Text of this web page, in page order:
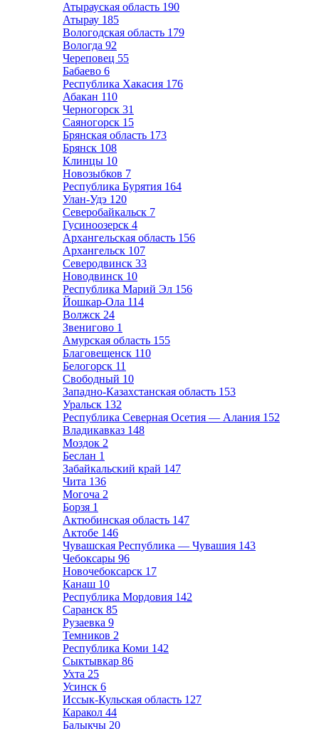
Атырауская область 190
Атырау 185
Вологодская область 179
Вологда 92
Череповец 55
Бабаево 6
Республика Хакасия 176
Абакан 110
Черногорск 31
Саяногорск 15
Брянская область 173
Брянск 108
Клинцы 10
Новозыбков 7
Республика Бурятия 164
Улан-Удэ 120
Северобайкальск 7
Гусиноозерск 4
Архангельская область 156
Архангельск 107
Северодвинск 33
Новодвинск 10
Республика Марий Эл 156
Йошкар-Ола 114
Волжск 24
Звенигово 1
Амурская область 155
Благовещенск 110
Белогорск 11
Свободный 10
Западно-Казахстанская область 153
Уральск 132
Республика Северная Осетия — Алания 152
Владикавказ 148
Моздок 2
Беслан 1
Забайкальский край 147
Чита 136
Могоча 2
Борзя 1
Актюбинская область 147
Актобе 146
Чувашская Республика — Чувашия 143
Чебоксары 96
Новочебоксарск 17
Канаш 10
Республика Мордовия 142
Саранск 85
Рузаевка 9
Темников 2
Республика Коми 142
Сыктывкар 86
Ухта 25
Усинск 6
Иссык-Кульская область 127
Каракол 44
Балыкчы 20